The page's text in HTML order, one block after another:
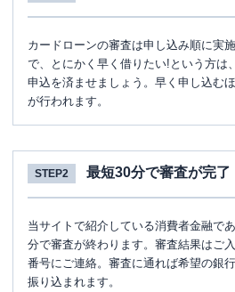
カードローンの審査は申し込み順に実
で、とにかく早く借りたい!という方は
申込を済ませましょう。早く申し込む
が行われます。
STEP2 最短30分で審査が完了
当サイトで紹介している消費者金融で
分で審査が終わります。審査結果はご
番号にご連絡。審査に通れば希望の銀
振り込まれます。